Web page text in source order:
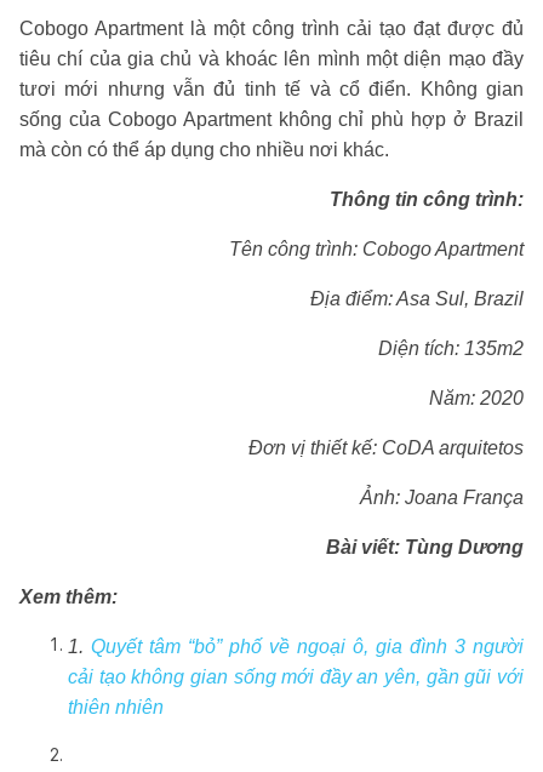
Cobogo Apartment là một công trình cải tạo đạt được đủ
tiêu chí của gia chủ và khoác lên mình một diện mạo đầy
tươi mới nhưng vẫn đủ tinh tế và cổ điển. Không gian
sống của Cobogo Apartment không chỉ phù hợp ở Brazil
mà còn có thể áp dụng cho nhiều nơi khác.
Thông tin công trình:
Tên công trình: Cobogo Apartment
Địa điểm: Asa Sul, Brazil
Diện tích: 135m2
Năm: 2020
Đơn vị thiết kế: CoDA arquitetos
Ảnh: Joana França
Bài viết: Tùng Dương
Xem thêm:
1. Quyết tâm “bỏ” phố về ngoại ô, gia đình 3 người
cải tạo không gian sống mới đầy an yên, gần gũi với
thiên nhiên